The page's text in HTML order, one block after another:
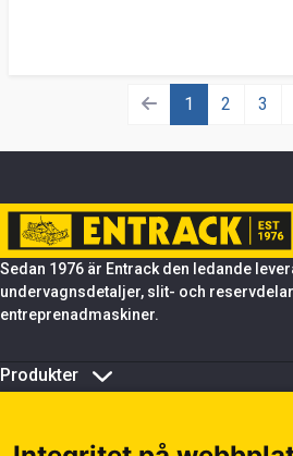
1 2 3
Sedan 1976 är Entrack den ledande
undervagnsdetaljer, slit- och
entreprenadmaskiner.
Produkter